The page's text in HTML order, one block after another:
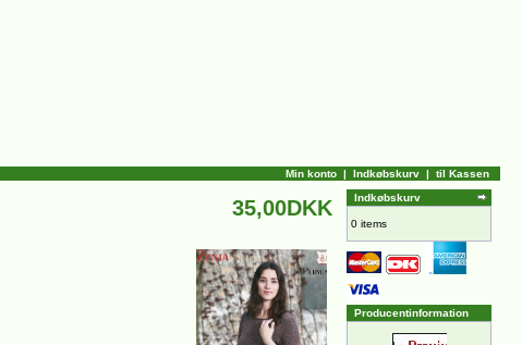
Min konto | Indkøbskurv | til Kassen
35,00DKK Indkøbskurv
0 items
Producentinformation